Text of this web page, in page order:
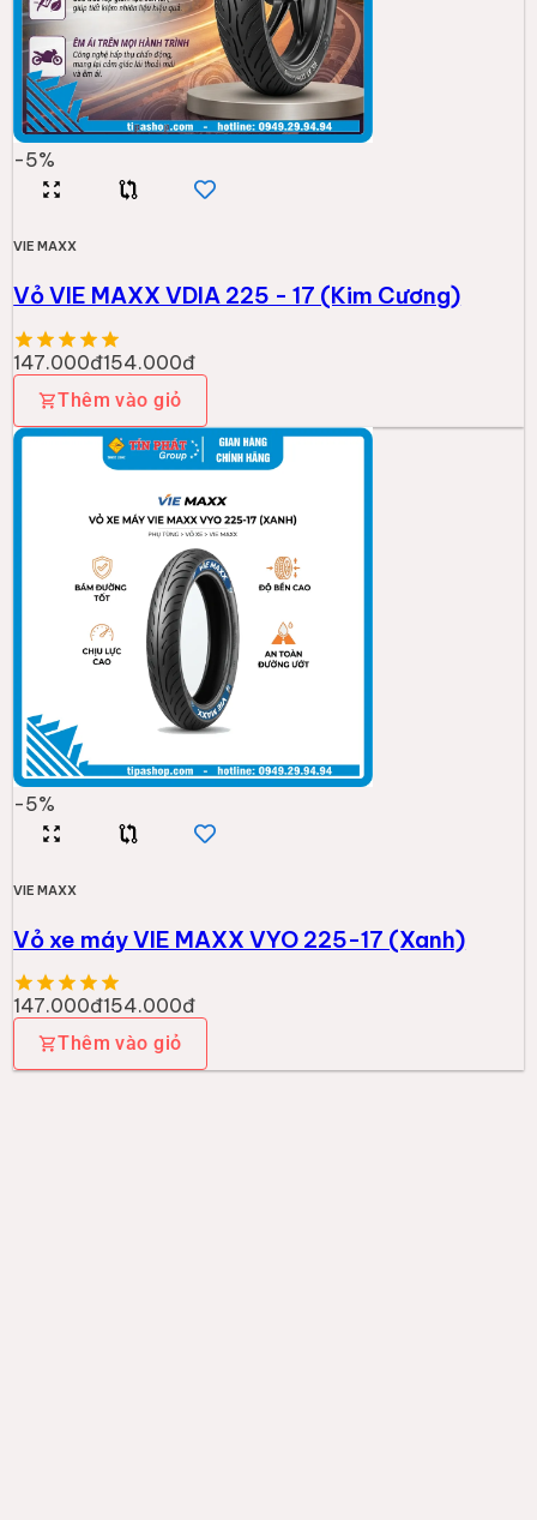
-5%
VIE MAXX
Vỏ VIE MAXX VDIA 225 - 17 (Kim Cương)
147.000đ154.000đ
Thêm vào giỏ
-5%
VIE MAXX
Vỏ xe máy VIE MAXX VYO 225-17 (Xanh)
147.000đ154.000đ
Thêm vào giỏ